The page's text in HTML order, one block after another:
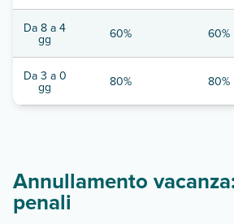
Da 8 a 4
gg 60% 60%
Da 3 a 0
gg 80% 80%
Annullamento
penali